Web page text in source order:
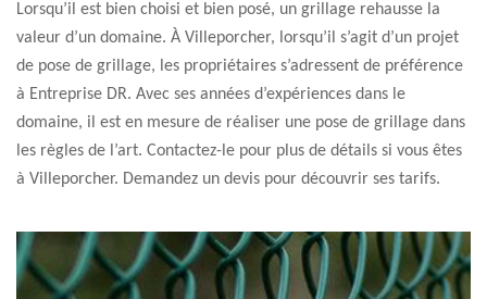
Lorsqu’il est bien choisi et bien posé, un grillage rehausse la
valeur d’un domaine. À Villeporcher, lorsqu’il s’agit d’un projet
de pose de grillage, les propriétaires s’adressent de préférence
à Entreprise DR. Avec ses années d’expériences dans le
domaine, il est en mesure de réaliser une pose de grillage dans
les règles de l’art. Contactez-le pour plus de détails si vous êtes
à Villeporcher. Demandez un devis pour découvrir ses tarifs.